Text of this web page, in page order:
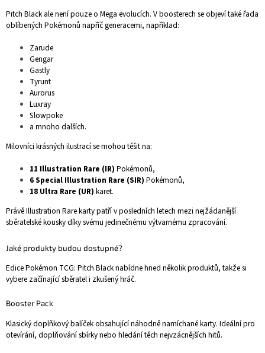
Pitch Black ale není pouze o Mega evolucích. V boosterech se objeví také řada
oblíbených Pokémonů napříč generacemi, například:
Zarude
Gengar
Gastly
Tyrunt
Aurorus
Luxray
Slowpoke
a mnoho dalších.
Milovníci krásných ilustrací se mohou těšit na:
11 Illustration Rare (IR) Pokémonů,
6 Special Illustration Rare (SIR) Pokémonů,
18 Ultra Rare (UR) karet.
Právě Illustration Rare karty patří v posledních letech mezi nejžádanější
sběratelské kousky díky svému jedinečnému výtvarnému zpracování.
Jaké produkty budou dostupné?
Edice Pokémon TCG: Pitch Black nabídne hned několik produktů, takže si
vybere začínající sběratel i zkušený hráč.
Booster Pack
Klasický doplňkový balíček obsahující náhodně namíchané karty. Ideální pro
otevírání, doplňování sbírky nebo hledání těch nejvzácnějších hitů.